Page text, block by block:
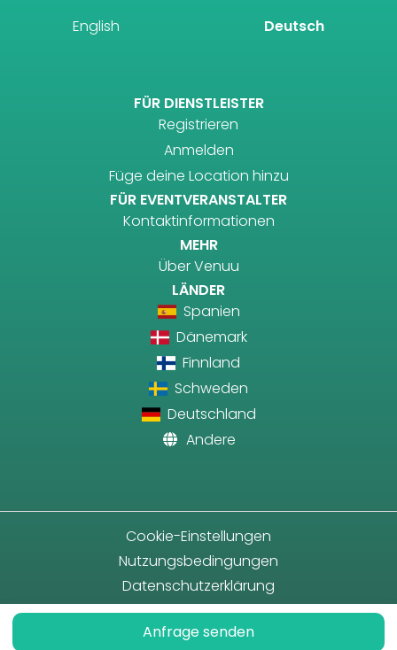
Anfrage senden
English Deutsch
FÜR DIENSTLEISTER
Registrieren
Anmelden
Füge deine Location hinzu
FÜR EVENTVERANSTALTER
Kontaktinformationen
MEHR
Über Venuu
LÄNDER
Spanien
Dänemark
Finnland
Schweden
Deutschland
Andere
Cookie-Einstellungen
Nutzungsbedingungen
Datenschutzerklärung